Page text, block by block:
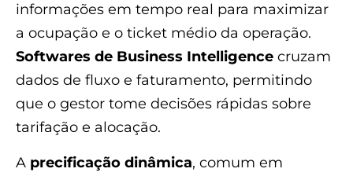
informações em tempo real para maximizar
a ocupação e o ticket médio da operação.
Softwares de Business Intelligence cruzam
dados de fluxo e faturamento, permitindo
que o gestor tome decisões rápidas sobre
tarifação e alocação.
A precificação dinâmica, comum em